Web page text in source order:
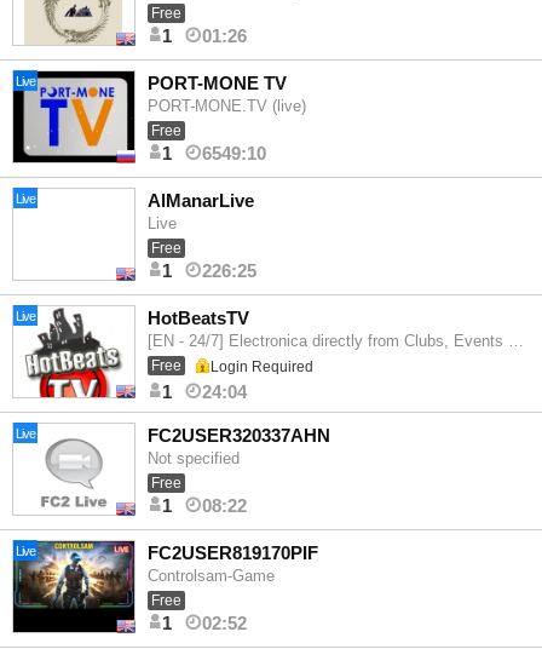
Free
1 01:26
Live PORT-MONE TV
PORT-MONE.TV (live)
Free
1 6549:10
Live AlManarLive
Live
Free
1 226:25
Live HotBeatsTV
[EN - 24/7] Electronica directly from Clubs, Events & Festivals # Regular Live Sessions.
Free Login Required
1 24:04
Live FC2USER320337AHN
Not specified
Free
1 08:22
Live FC2USER819170PIF
Controlsam-Game
Free
1 02:52